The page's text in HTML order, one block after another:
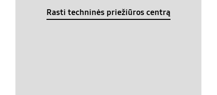
Rasti techninės priežiūros centrą